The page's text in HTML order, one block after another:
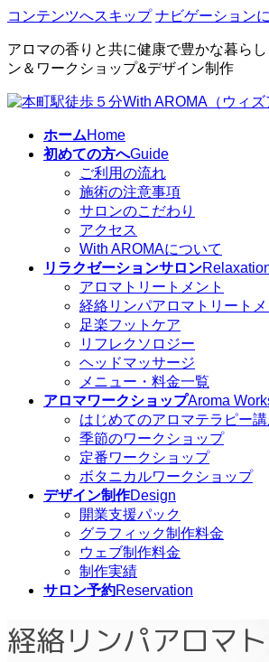
コンテンツへスキップ ナビゲーション
アロマの香りと共に健康で豊かな暮ら
ン＆ワークショップ&デザイン制作
ホームHome
初めての方へGuide
ご利用の流れ
施術の注意事項
サロンのこだわり
アクセス
With AROMAについて
リラクゼーションサロン
アロマトリートメント
経絡リンパアロマトリートメ
足楽フットケア
リフレクソロジー
ヘッドマッサージ
メニュー・料金一覧
アロマワークショップAroma
はじめてのアロマテラピー講
季節のワークショップ
定番ワークショップ
ボタニカルワークショップ
デザイン制作Design
開業支援パック
グラフィック制作料金
ウェブ制作料金
制作実績
サロン予約Reservation
経絡リンパアロマ